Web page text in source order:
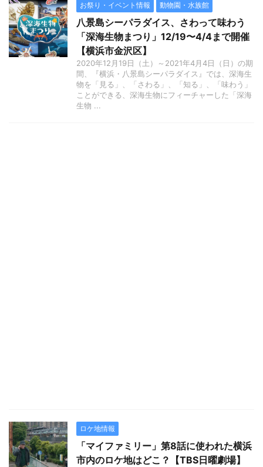
お祭り・イベント情報 動物園・水族館
八景島シーパラダイス、さわって味わう
「深海生物まつり」12/19〜4/4まで開催
【横浜市金沢区】
2020年12月19日（土）～2021年4月4日（日）の期
間、『横浜・八景島シーパラダイス』では、深海生
物を「見る」、「さわる」、「知る」、「味わう」
ことができる、深海生物にフィーチャーした「深海
生物 ...
ロケ地情報
「マイファミリー」第8話に使われた横浜
市内のロケ地はどこ？【TBS日曜劇場】